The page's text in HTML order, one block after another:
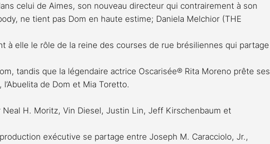
celui de Aimes, son nouveau directeur qui contrairement à son
ne tient pas Dom en haute estime; Daniela Melchior (THE
à elle le rôle de la reine des courses de rue brésiliennes qui partage
tandis que la légendaire actrice Oscarisée® Rita Moreno prête ses
de Dom et Mia Toretto.
Neal H. Moritz, Vin Diesel, Justin Lin, Jeff Kirschenbaum et
exécutive se partage entre Joseph M. Caracciolo, Jr.,